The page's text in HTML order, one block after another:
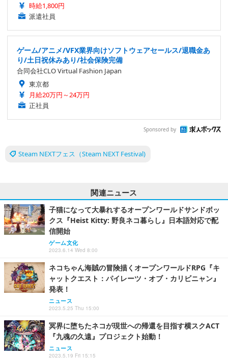
時給1,800円
派遣社員
ゲーム/アニメ/VFX業界向けソフトウェアセールス/退職金あ
り/土日祝休みあり/社会保険完備
合同会社CLO Virtual Fashion Japan
東京都
月給20万円～24万円
正社員
Sponsored by
Steam NEXTフェス（Steam NEXT Festival)
関連ニュース
子猫になって大暴れするオープンワールドサンドボッ
クス『Heist Kitty: 野良ネコ暮らし』日本語対応で配
信開始
ゲーム文化
2023.6.14 Wed 8:00
ネコちゃん海賊の冒険描くオープンワールドRPG『キ
ャットクエスト：パイレーツ・オブ・カリビニャン』
発表！
ニュース
2023.5.25 Thu 15:00
冥界に堕ちたネコが現世への帰還を目指す横スクACT
『九魂の久遠』プロジェクト始動！
ニュース
2023.5.19 Fri 15:15